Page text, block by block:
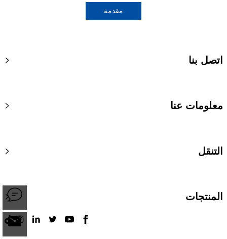
مقدمة
اتصل بنا
معلومات عنا
التنقل
المنتجات